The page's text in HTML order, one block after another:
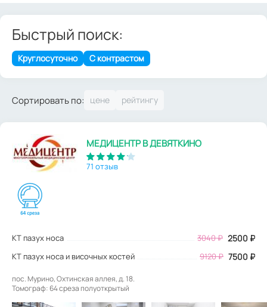
Быстрый поиск:
Круглосуточно С контрастом
Сортировать по:
МЕДИЦЕНТР В ДЕВЯТКИНО
71 отзыв
КТ пазух носа 3040₽ 2500 ₽
КТ пазух носа и височных костей 9120 ₽ 7500 ₽
пос. Мурино, Охтинская аллея, д. 18.
Томограф: 64 среза полуоткрытый